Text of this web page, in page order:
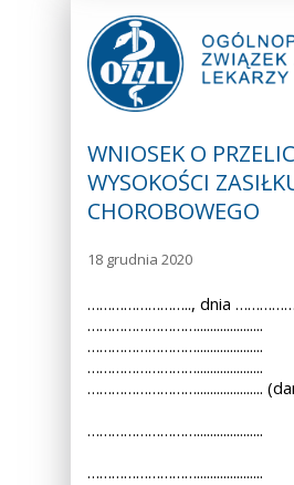
WNIOSEK O
WYSOKOŚCI
CHOROBOWEGO
18 grudnia 2020
…………………….., dnia
………………………....................
………………………....................
………………………....................
………………………....................
………………………....................
………………………....................